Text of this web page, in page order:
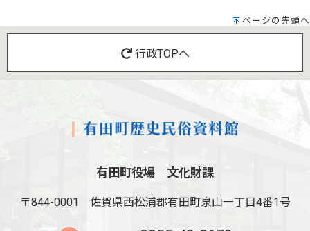
ページの先頭へ
行政TOPへ
有田町役場 文化財課
〒844-0001 佐賀県西松浦郡有田町泉山一丁目4番1号